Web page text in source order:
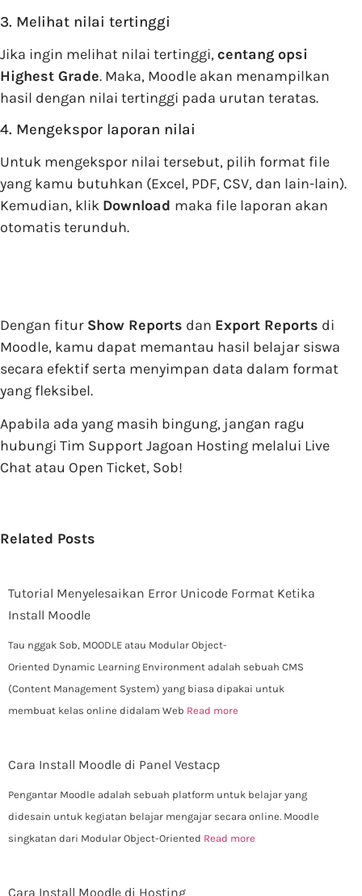
3. Melihat nilai tertinggi
Jika ingin melihat nilai tertinggi,centang opsi
Highest Grade. Maka, Moodle akan menampilkan
hasil dengan nilai tertinggi pada urutan teratas.
4. Mengekspor laporan nilai
Untuk mengekspor nilai tersebut, pilih format file
yang kamu butuhkan (Excel, PDF, CSV, dan lain-lain).
Kemudian, klik Download maka file laporan akan
otomatis terunduh.
Dengan fitur Show Reports dan Export Reports di
Moodle, kamu dapat memantau hasil belajar siswa
secara efektif serta menyimpan data dalam format
yang fleksibel.
Apabila ada yang masih bingung, jangan ragu
hubungi Tim Support Jagoan Hosting melalui Live
Chat atau Open Ticket, Sob!
Related Posts
Tutorial Menyelesaikan Error Unicode Format Ketika
Install Moodle
Tau nggak Sob, MOODLE atau Modular Object-
Oriented Dynamic Learning Environment adalah sebuah CMS
(Content Management System) yang biasa dipakai untuk
membuat kelas online didalam Web Read more
Cara Install Moodle di Panel Vestacp
Pengantar Moodle adalah sebuah platform untuk belajar yang
didesain untuk kegiatan belajar mengajar secara online. Moodle
singkatan dari Modular Object-Oriented Read more
Cara Install Moodle di Hosting